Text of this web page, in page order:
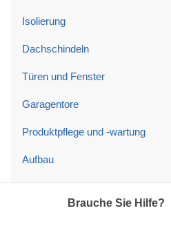
Brauche Sie Hilfe?
Isolierung
Dachschindeln
Türen und Fenster
Garagentore
Produktpflege und -wartung
Aufbau
Unternehmen